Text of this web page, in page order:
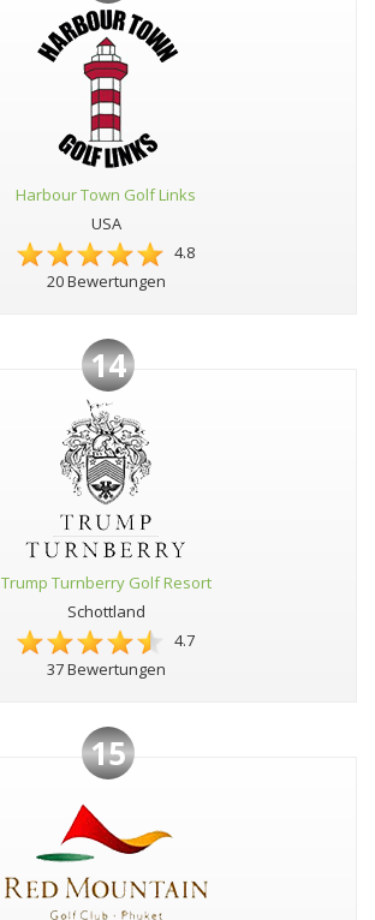
Harbour Town Golf Links
USA
4.8
20 Bewertungen
14
Trump Turnberry Golf Resort
Schottland
4.7
37 Bewertungen
15